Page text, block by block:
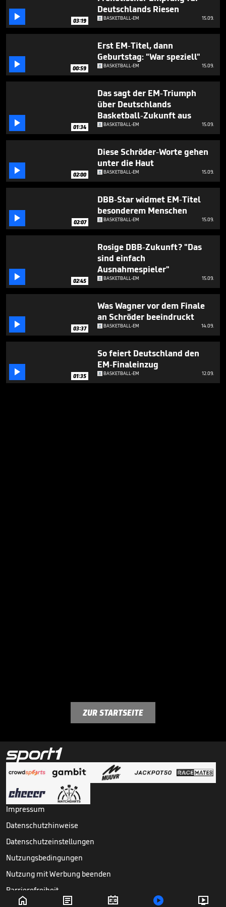
minutes,
seconds
 03:19
Deutschlands Riesen
BASKETBALL-EM 15.09.
 00:59
Erst EM-Titel, dann
Geburtstag: "War speziell"
BASKETBALL-EM 15.09.
 01:34
Das sagt der EM-Triumph
über Deutschlands
Basketball-Zukunft aus
BASKETBALL-EM 15.09.
 02:00
Diese Schröder-Worte gehen
unter die Haut
BASKETBALL-EM 15.09.
 02:07
DBB-Star widmet EM-Titel
besonderem Menschen
BASKETBALL-EM 15.09.
 02:45
Rosige DBB-Zukunft? "Das
sind einfach
Ausnahmespieler"
BASKETBALL-EM 15.09.
 03:37
Was Wagner vor dem Finale
an Schröder beeindruckt
BASKETBALL-EM 14.09.
 01:35
So feiert Deutschland den
EM-Finaleinzug
BASKETBALL-EM 12.09.
    
ZUR STARTSEITE
Impressum
Datenschutzhinweise
Datenschutzeinstellungen
Nutzungsbedingungen
Nutzung mit Werbung beenden
Barrierefreiheit